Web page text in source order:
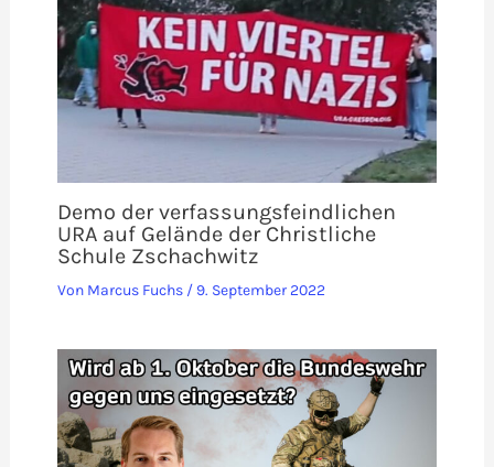
Demo der verfassungsfeindlichen
URA auf Gelände der Christliche
Schule Zschachwitz
Von Marcus Fuchs / 9. September 2022